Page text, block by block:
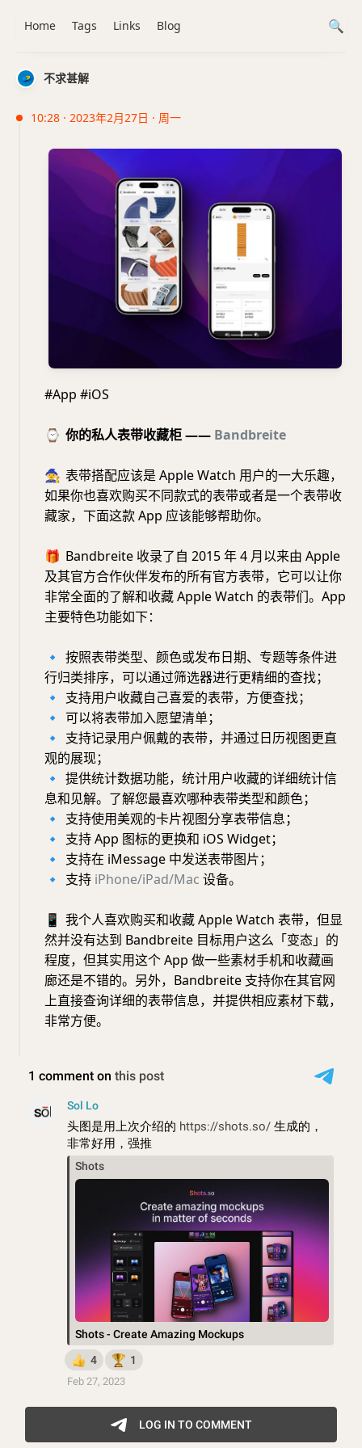
不求甚解
10:28 · 2023年2月27日 · 周一
#App #iOS
⌚️ 你的私人表带收藏柜 —— Bandbreite
🧙 表带搭配应该是 Apple Watch 用户的一大乐趣，
如果你也喜欢购买不同款式的表带或者是一个表带收
藏家，下面这款 App 应该能够帮助你。
🎁 Bandbreite 收录了自 2015 年 4 月以来由 Apple
及其官方合作伙伴发布的所有官方表带，它可以让你
非常全面的了解和收藏 Apple Watch 的表带们。App
主要特色功能如下：
🔹 按照表带类型、颜色或发布日期、专题等条件进
行归类排序，可以通过筛选器进行更精细的查找；
🔹
支持用户收藏自己喜爱的表带，方便查找；
🔹 可以将表带加入愿望清单；
🔹
支持记录用户佩戴的表带，并通过日历视图更直
观的展现；
🔹 提供统计数据功能，统计用户收藏的详细统计信
息和见解。了解您最喜欢哪种表带类型和颜色；
🔹
支持使用美观的卡片视图分享表带信息；
🔹
支持 App 图标的更换和 iOS Widget；
🔹
支持在 iMessage 中发送表带图片；
🔹
支持 iPhone/iPad/Mac 设备。
📱 我个人喜欢购买和收藏 Apple Watch 表带，但显
然并没有达到 Bandbreite 目标用户这么「变态」的
程度，但其实用这个 App 做一些素材手机和收藏画
廊还是不错的。另外，Bandbreite 支持你在其官网
上直接查询详细的表带信息，并提供相应素材下载，
非常方便。
Home Tags Links Blog